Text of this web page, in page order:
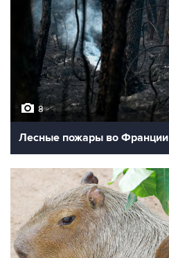
8
Лесные пожары во Франции